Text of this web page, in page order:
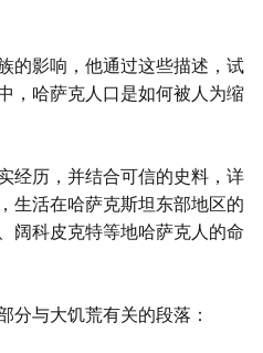
的影响，他通过这些描述，试
，哈萨克人口是如何被人为缩
经历，并结合可信的史料，详
生活在哈萨克斯坦东部地区的
阔科皮克特等地哈萨克人的命
分与大饥荒有关的段落：